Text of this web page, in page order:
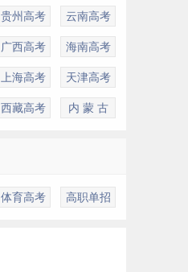
贵州高考 云南高考
广西高考 海南高考
上海高考 天津高考
西藏高考 内 蒙 古
体育高考 高职单招